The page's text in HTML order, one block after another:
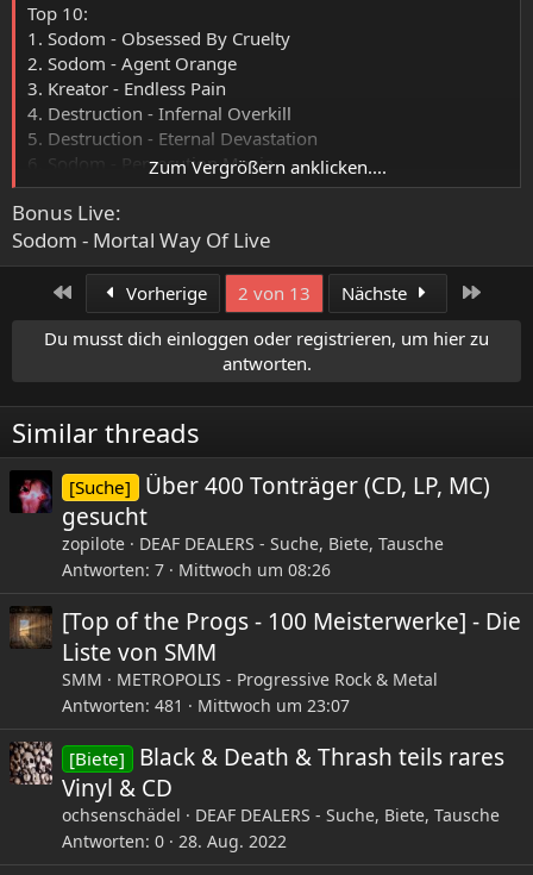
Top 10:
1. Sodom - Obsessed By Cruelty
2. Sodom - Agent Orange
3. Kreator - Endless Pain
4. Destruction - Infernal Overkill
5. Destruction - Eternal Devastation
6. Sodom - Persecution Mania
7. Kreator - Pleasure To Kill
8. Desaster - Hellfires Dominion
9. Cruel Force - The Rise Of Satanic Might
10. Cruel Force - Under The Sign Of The Moon
Beste EP:
Sodom - In The Sign Of Evil
Bestes Demo:
Sodom - Victims Of Death
Zum Vergrößern anklicken....
Bonus Live:
Sodom - Mortal Way Of Live
Erste Vorherige 2 von 13 Nächste
Du musst dich einloggen oder registrieren, um hier zu
antworten.
Similar threads
[Suche]
Über 400 Tonträger (CD, LP, MC)
gesucht
zopilote
DEAF DEALERS - Suche, Biete, Tausche
Antworten 7 Mittwoch um 08:26
[Top of the Progs - 100 Meisterwerke] - Die
Liste von SMM
SMM
METROPOLIS - Progressive Rock & Metal
Antworten 481 Mittwoch um 23:07
[Biete]
Black & Death & Thrash teils rares
Vinyl & CD
ochsenschädel
DEAF DEALERS - Suche, Biete, Tausche
Antworten 0 28. Aug. 2022